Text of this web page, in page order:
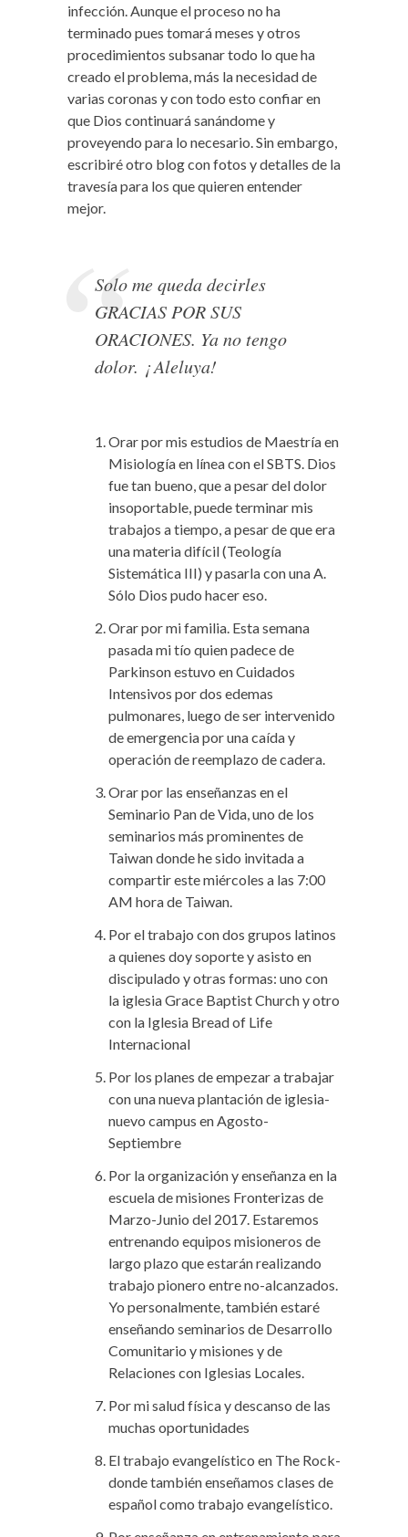
infección. Aunque el proceso no ha
terminado pues tomará meses y otros
procedimientos subsanar todo lo que ha
creado el problema, más la necesidad de
varias coronas y con todo esto confiar en
que Dios continuará sanándome y
proveyendo para lo necesario. Sin embargo,
escribiré otro blog con fotos y detalles de la
travesía para los que quieren entender
mejor.
Solo me queda decirles
GRACIAS POR SUS
ORACIONES. Ya no tengo
dolor. ¡ Aleluya!
Orar por mis estudios de Maestría en
Misiología en línea con el SBTS. Dios
fue tan bueno, que a pesar del dolor
insoportable, puede terminar mis
trabajos a tiempo, a pesar de que era
una materia difícil (Teología
Sistemática III) y pasarla con una A.
Sólo Dios pudo hacer eso.
Orar por mi familia. Esta semana
pasada mi tío quien padece de
Parkinson estuvo en Cuidados
Intensivos por dos edemas
pulmonares, luego de ser intervenido
de emergencia por una caída y
operación de reemplazo de cadera.
Orar por las enseñanzas en el
Seminario Pan de Vida, uno de los
seminarios más prominentes de
Taiwan donde he sido invitada a
compartir este miércoles a las 7:00
AM hora de Taiwan.
Por el trabajo con dos grupos latinos
a quienes doy soporte y asisto en
discipulado y otras formas: uno con
la iglesia Grace Baptist Church y otro
con la Iglesia Bread of Life
Internacional
Por los planes de empezar a trabajar
con una nueva plantación de iglesia-
nuevo campus en Agosto-
Septiembre
Por la organización y enseñanza en la
escuela de misiones Fronterizas de
Marzo-Junio del 2017. Estaremos
entrenando equipos misioneros de
largo plazo que estarán realizando
trabajo pionero entre no-alcanzados.
Yo personalmente, también estaré
enseñando seminarios de Desarrollo
Comunitario y misiones y de
Relaciones con Iglesias Locales.
Por mi salud física y descanso de las
muchas oportunidades
El trabajo evangelístico en The Rock-
donde también enseñamos clases de
español como trabajo evangelístico.